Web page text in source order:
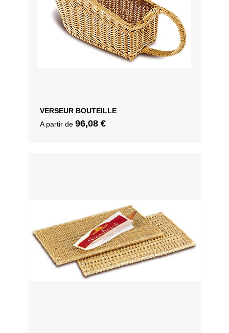
VERSEUR BOUTEILLE
A partir de 96,08 €